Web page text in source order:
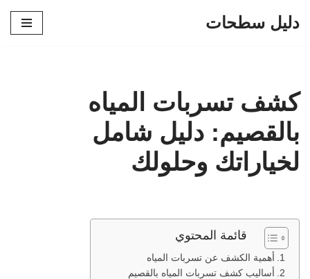
دليل سطحات
كشف تسربات المياه
بالقصيم: دليل شامل
لخياراتك وحلولك
قائمة المحتوي
أهمية الكشف عن تسربات المياه
أساليب كشف تسربات المياه بالقصيم